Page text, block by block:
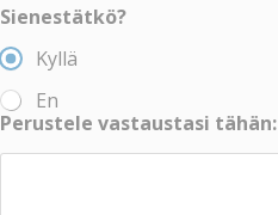
Sienestätkö?
Kyllä
En
Perustele vastaustasi tähän: